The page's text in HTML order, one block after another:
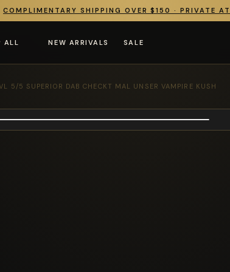
COMPLIMENTARY SHIPPING OVER $150 · PRIVATE
ALL NEW ARRIVALS SALE
5/5 SUPERIOR DAB CHECKT MAL UNSER VAMPIRE KUSH